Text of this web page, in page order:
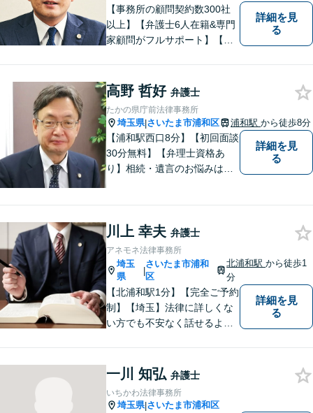
【事務所の顧問契約数300社
以上】【弁護士6人在籍&専門
家顧問がフルサポート】【北
商取引問題などに対応しま
す。中小企業さま、個人事業
主さまからのご相談に注力
【初回面談無料】
詳細を見
る
高野 哲好 弁護士
たかの県庁前法律事務所
埼玉県|さいたま市浦和区 浦和駅 から徒歩8分
【浦和駅西口8分】【初回面談
30分無料】【弁理士資格あ
り】相続・遺言のお悩みはお
善の解決を全力で目指しま
す。【夜間・土日相談可】
詳細を見
る
川上 幸夫 弁護士
アネモネ法律事務所
埼玉
県
|
さいたま市浦和
区
北浦和駅から徒歩1
分
【北浦和駅1分】【完全ご予約
制】【埼玉】法律に詳しくな
い方でも不安なく話せるよ
く感じがちな法律問題も、少
しずつ一緒に整理していきま
しょう。
詳細を見
る
一川 知弘 弁護士
いちかわ法律事務所
埼玉県|さいたま市浦和区